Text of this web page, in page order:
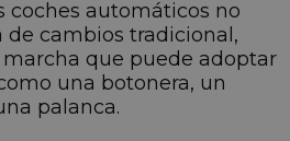
coches automáticos no
cambios tradicional,
que puede adoptar
una botonera, un
palanca.